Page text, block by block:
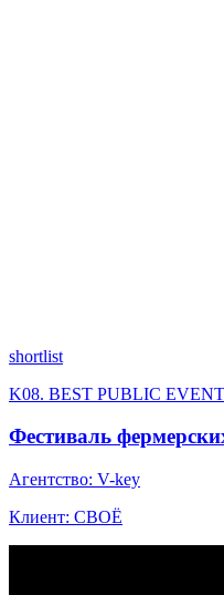
shortlist
K08. BEST PUBLIC
Фестиваль
Агентство: V-key
Клиент: СВОЁ